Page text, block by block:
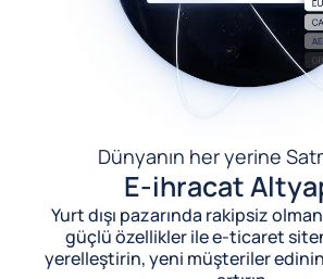
Dünyanın her yerine
E-ihracat
Yurt dışı pazarında rakipsiz
güçlü özellikler ile e-ticaret
yerelleştirin, yeni müşteriler edinin